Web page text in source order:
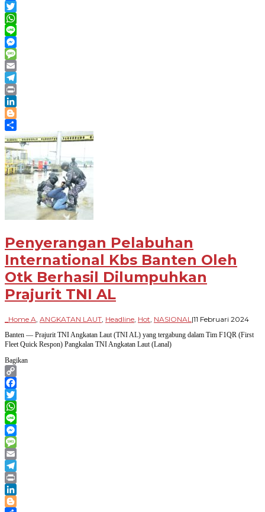
Link
Facebook
Twitter
WhatsApp
Line
Messenger
Message
Email
Telegram
Print
LinkedIn
Blogger
Share
Penyerangan Pelabuhan
International Kbs Banten Oleh
Otk Berhasil Dilumpuhkan
Prajurit TNI AL
_Home A, ANGKATAN LAUT, Headline, Hot, NASIONAL|11 Februari 2024oleh
Banten — Prajurit TNI Angkatan Laut (TNI AL) yang tergabung dalam Tim F1QR (First
Fleet Quick Respon) Pangkalan TNI Angkatan Laut (Lanal)
Bagikan
Copy
Link
Facebook
Twitter
WhatsApp
Line
Messenger
Message
Email
Telegram
Print
LinkedIn